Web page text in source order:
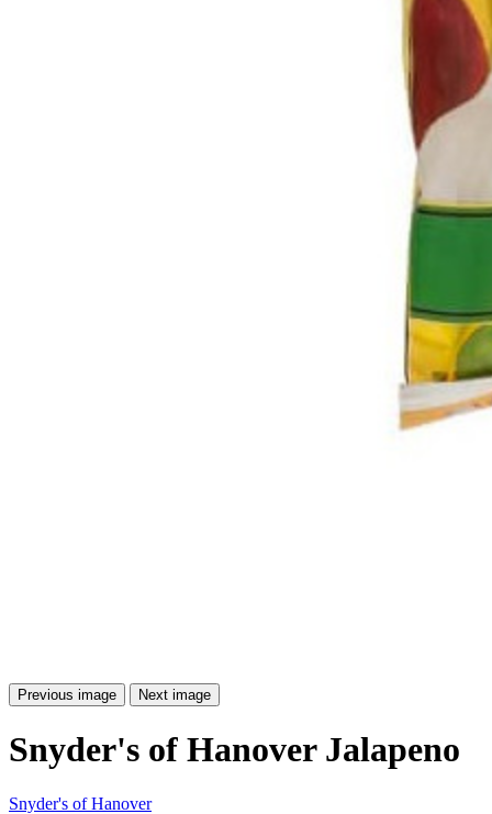
Previous image Next image
Snyder's of Hanover Jalapeno
Snyder's of Hanover